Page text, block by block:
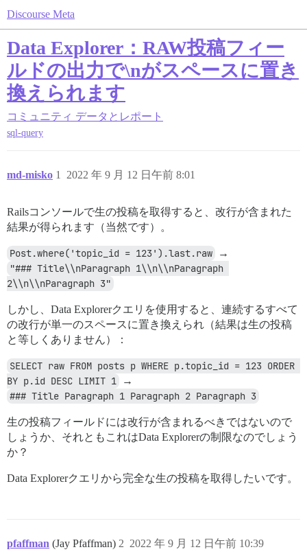
Discourse Meta
Data Explorer：RAW投稿フィー
ルドの出力で\nがスペースに置き
換えられます
コミュニティ データとレポート
sql-query
md-misko 2022 年 9 月 12 日午前 8:01
1
Railsコンソールで生の投稿を取得すると、改行が含まれた
結果が得られます（当然です）。
Post.where('topic_id = 123').last.raw →
"### Title\\nParagraph 1\\n\\nParagraph
2\\n\\nParagraph 3"
しかし、Data Explorerクエリを使用すると、連続するすべて
の改行が単一のスペースに置き換えられ（結果は生の投稿
と等しくありません）：
SELECT raw FROM posts p WHERE p.topic_id = 123 ORDER
BY p.id DESC LIMIT 1
→
### Title Paragraph 1 Paragraph 2 Paragraph 3
生の投稿フィールドには改行が含まれるべきではないので
しょうか、それともこれはData Explorerの制限なのでしょう
か？
Data Explorerクエリから完全な生の投稿を取得したいです。
pfaffman (Jay Pfaffman) 2022 年 9 月 12 日午前 10:39
2